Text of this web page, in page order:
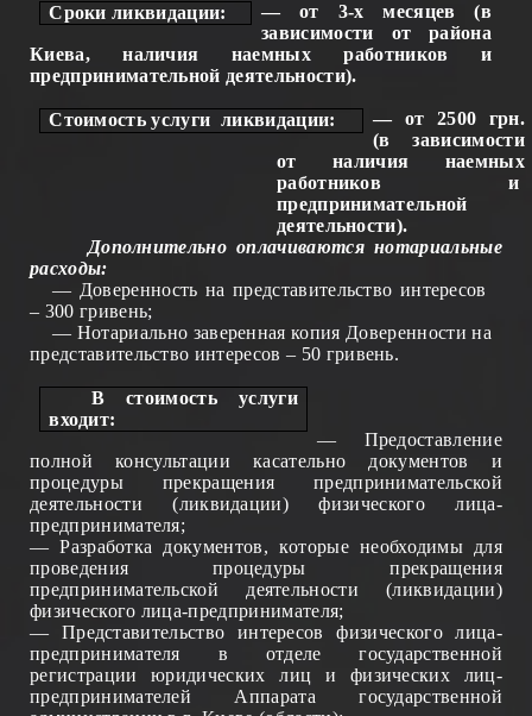
Сроки ликвидации:
— от 3-х месяцев (в
зависимости от района
Киева, наличия наемных работников и
предпринимательной деятельности).
Стоимость услуги ликвидации:
— от 2500 грн.
(в зависимости
от наличия наемных
работников и
предпринимательной
деятельности).
Дополнительно оплачиваются нотариальные
расходы:
— Доверенность на представительство интересов
– 300 гривень;
— Нотариально заверенная копия Доверенности на
представительство интересов – 50 гривень.
Встоимость услуги
входит:
— Предоставление
полной консультациикасательно документов и
процедуры прекращения предпринимательской
деятельности (ликвидации) физического лица-
предпринимателя;
— Разработка документов, которые необходимы для
проведения процедуры прекращения
предпринимательской деятельности (ликвидации)
физического лица-предпринимателя;
— Представительство интересов физическоголица-
предпринимателя в отделе государственной
регистрации юридических лиц и физических лиц-
предпринимателей Аппарата государственной